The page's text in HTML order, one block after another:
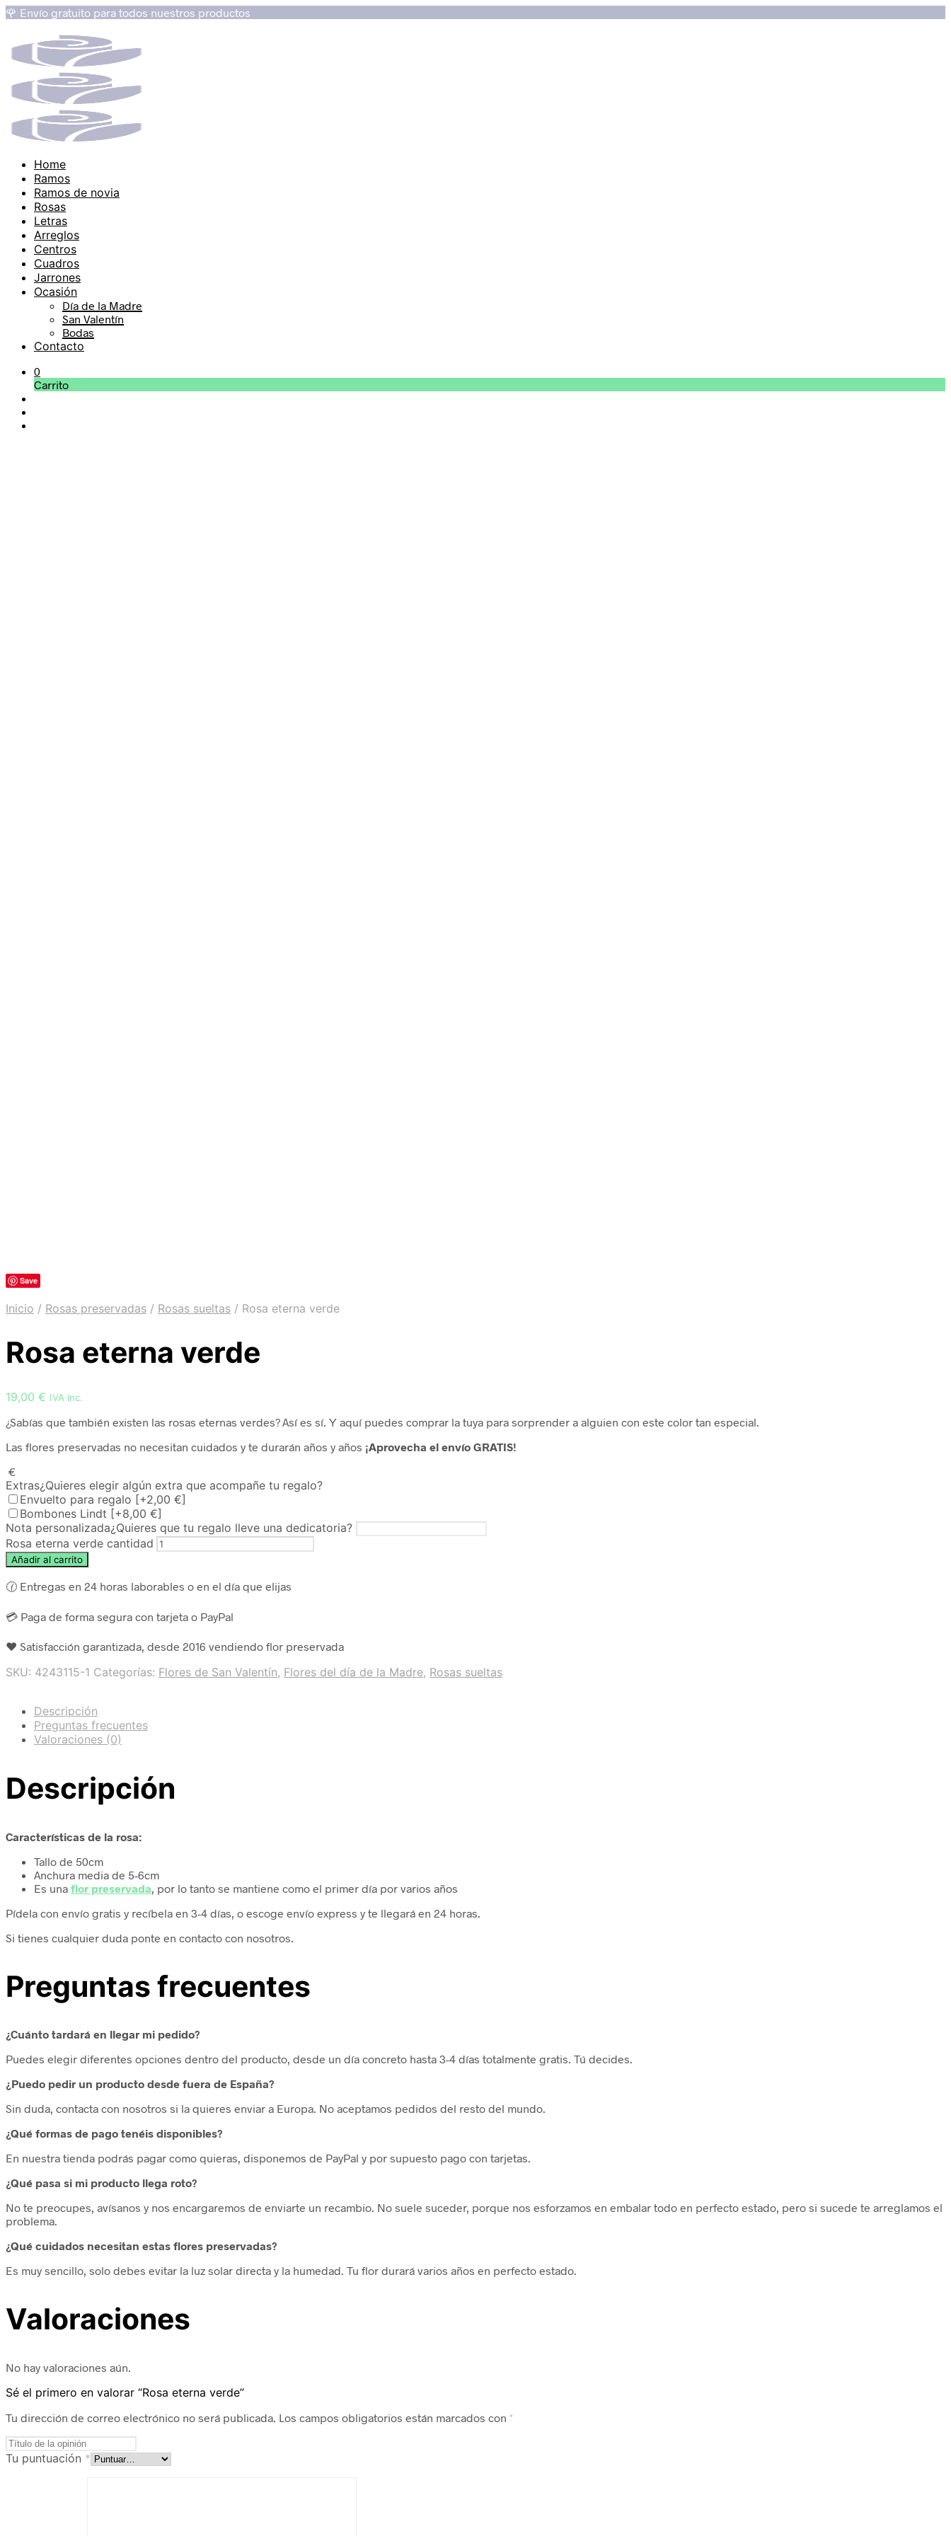
🌹 Envío gratuito para todos nuestros productos
Home
Ramos
Ramos de novia
Rosas
Letras
Arreglos
Centros
Cuadros
Jarrones
Ocasión
Día de la Madre
San Valentín
Bodas
Contacto
0
Carrito
Save
Inicio / Rosas preservadas / Rosas sueltas / Rosa eterna verde
Rosa eterna verde
19,00 € IVA inc.
¿Sabías que también existen las rosas eternas verdes? Así es sí. Y aquí puedes comprar la tuya para sorprender a alguien con este color tan especial.
Las flores preservadas no necesitan cuidados y te durarán años y años ¡Aprovecha el envío GRATIS!
€
Extras¿Quieres elegir algún extra que acompañe tu regalo?
Envuelto para regalo [+2,00 €]
Bombones Lindt [+8,00 €]
Nota personalizada¿Quieres que tu regalo lleve una dedicatoria?
Rosa eterna verde cantidad
Añadir al carrito
🕜 Entregas en 24 horas laborables o en el día que elijas
💳 Paga de forma segura con tarjeta o PayPal
❤️ Satisfacción garantizada, desde 2016 vendiendo flor preservada
SKU: 4243115-1 Categorías: Flores de San Valentín, Flores del día de la Madre, Rosas sueltas
Descripción
Preguntas frecuentes
Valoraciones (0)
Descripción
Características de la rosa:
Tallo de 50cm
Anchura media de 5-6cm
Es una flor preservada , por lo tanto se mantiene como el primer día por varios años
Pídela con envío gratis y recíbela en 3-4 días, o escoge envío express y te llegará en 24 horas.
Si tienes cualquier duda ponte en contacto con nosotros.
Preguntas frecuentes
¿Cuánto tardará en llegar mi pedido?
Puedes elegir diferentes opciones dentro del producto, desde un día concreto hasta 3-4 días totalmente gratis. Tú decides.
¿Puedo pedir un producto desde fuera de España?
Sin duda, contacta con nosotros si la quieres enviar a Europa. No aceptamos pedidos del resto del mundo.
¿Qué formas de pago tenéis disponibles?
En nuestra tienda podrás pagar como quieras, disponemos de PayPal y por supuesto pago con tarjetas.
¿Qué pasa si mi producto llega roto?
No te preocupes, avísanos y nos encargaremos de enviarte un recambio. No suele suceder, porque nos esforzamos en embalar todo en perfecto estado, pero si sucede te arreglamos el
problema.
¿Qué cuidados necesitan estas flores preservadas?
Es muy sencillo, solo debes evitar la luz solar directa y la humedad. Tu flor durará varios años en perfecto estado.
Valoraciones
No hay valoraciones aún.
Sé el primero en valorar “Rosa eterna verde”
Tu dirección de correo electrónico no será publicada. Los campos obligatorios están marcados con *
Tu puntuación *